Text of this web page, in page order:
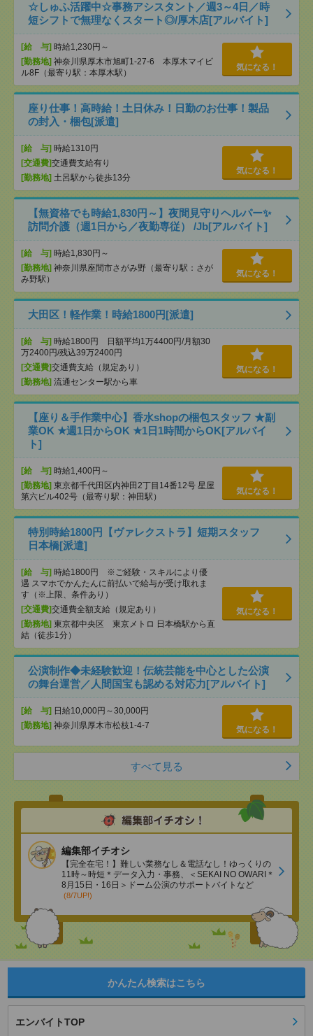
☆しゅふ活躍中☆事務アシスタント／週3～4日／時
短シフトで無理なくスタート◎/厚木店[アルバイト]
[給 与] 時給1,230円～
[勤務地] 神奈川県厚木市旭町1-27-6 本厚木マイビ
ル8F（最寄り駅：本厚木駅）
気になる！
座り仕事！高時給！土日休み！日勤のお仕事！製品
の封入・梱包[派遣]
[給 与] 時給1310円
[交通費]交通費支給有り
[勤務地] 土呂駅から徒歩13分
気になる！
【無資格でも時給1,830円～】夜間見守りヘルパー✨
訪問介護（週1日から／夜勤専従） /Jb[アルバイト]
[給 与] 時給1,830円～
[勤務地] 神奈川県座間市さがみ野（最寄り駅：さが
み野駅）
気になる！
大田区！軽作業！時給1800円[派遣]
[給 与] 時給1800円 日額平均1万4400円/月額30
万2400円/残込39万2400円
[交通費]交通費支給（規定あり）
[勤務地] 流通センター駅から車
気になる！
【座り＆手作業中心】香水shopの梱包スタッフ ★副
業OK ★週1日からOK ★1日1時間からOK[アルバイ
ト]
[給 与] 時給1,400円～
[勤務地] 東京都千代田区内神田2丁目14番12号 星屋
第六ビル402号（最寄り駅：神田駅）
気になる！
特別時給1800円【ヴァレクストラ】短期スタッフ
日本橋[派遣]
[給 与] 時給1800円 ※ご経験・スキルにより優
遇 スマホでかんたんに前払いで給与が受け取れま
す（※上限、条件あり）
[交通費]交通費全額支給（規定あり）
[勤務地] 東京都中央区 東京メトロ 日本橋駅から直
結（徒歩1分）
気になる！
公演制作◆未経験歓迎！伝統芸能を中心とした公演
の舞台運営／人間国宝も認める対応力[アルバイト]
[給 与] 日給10,000円～30,000円
[勤務地] 神奈川県厚木市松枝1-4-7 気になる！
すべて見る
編集部イチオシ
【完全在宅！】難しい業務なし＆電話なし！ゆっくりの
11時～時短＊データ入力・事務、＜SEKAI NO OWARI＊
8月15日・16日＞ドーム公演のサポートバイトなど
(8/7UP!)
かんたん検索はこちら
エンバイトTOP